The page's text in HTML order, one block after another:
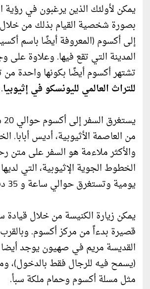
يمكن لأولئك الذين يرغبون في رؤية
بصورة شخصية القيام بذلك من خلال
إلى أكسوم (المعروفة أيضًا باسم
المدينة التي تقع فيها. وعلاوة على
تشتهر أكسوم أيضًا بكونها واحدة
للتراث العالمي لليونسكو في إثيوبيا.
من العاصمة الأثيوبية، أديس أبابا.
والأكثر ملاءمة هو السفر على متن
الخطوط الجوية الإثيوبية، التي
يومية وتستغرق حوالي ساعة و 35 دقيقة.
يمكن زيارة الكنيسة من خلال قيادة
قصيرة بدءاً من مركز أكسوم.
القديسة مريم في صهيون يوجد
(يسمح فيه للرجال فقط بالدخول)،
مثل مسلة أكسوم وحمام ملكة سبأ.